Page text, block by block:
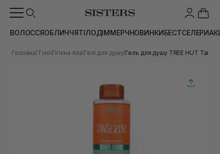
ВОЛОССЯОБЛИЧЧЯТІЛОДІММЕРЧНОВИНКИБЕСТСЕЛЕРИ
Головна Тіло Гігієна тіла Гелі для душу Гель для душу TREE HUT